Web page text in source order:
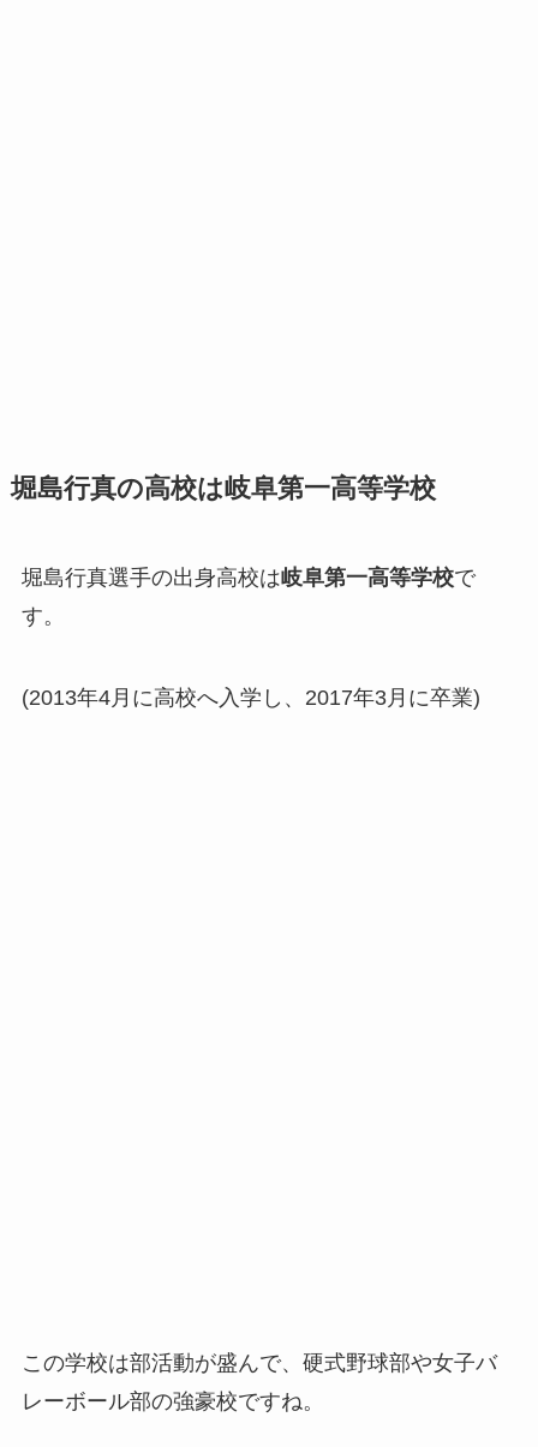
堀島行真の高校は岐阜第一高等学校
堀島行真選手の出身高校は岐阜第一高等学校で
す。
(2013年4月に高校へ入学し、2017年3月に卒業)
この学校は部活動が盛んで、硬式野球部や女子バ
レーボール部の強豪校ですね。